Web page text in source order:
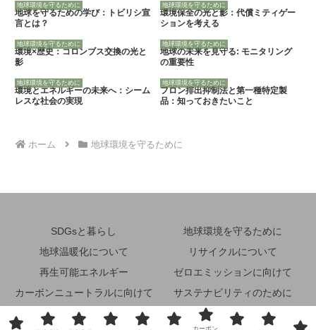
地球環境を守るために
地球を守るための学び：トビリシ宣
言とは？
地球環境を守るために
環境保全の光と影：代償ミティゲー
ションを考える
地球環境を守るために
環境×歴史：コロンブス交換の光と
影
地球環境を守るために
地球の未来を見守る: モニタリング
の重要性
地球環境を守るために
環境とエネルギーの未来へ：シーム
レスな社会の実現
地球環境を守るために
フロン排出抑制法と第一種特定製
品：知っておきたいこと
ホーム 地球環境を守るために
SDGsと暮らし
地球環境を守るために
地球温暖化について
リサイクルについて
再生可能エネルギー
ゼロエミッションに向けて
カーボンニュートラルに向けて
サステナビリティのために
省エネルギーのために
その他
カーボン